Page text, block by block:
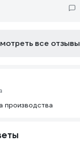
все отзывы
производства